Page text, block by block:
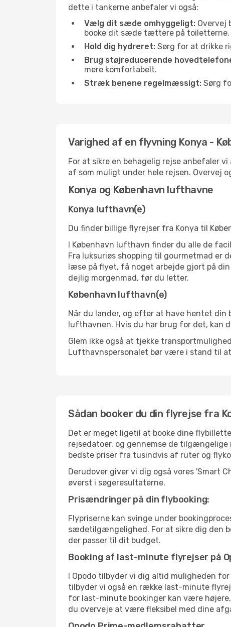
dette i tankerne anbefaler vi også:
Vælg dit sæde omhyggeligt: Overvej
booke dit sæde tættere på toiletterne.
Hold dig hydreret: Sørg for at drikke
Brug støjreducerende
mere komfortabelt.
Stræk benene regelmæssigt: Sørg
Varighed af en flyvning Konya -
For at sikre en behagelig rejse anbefaler
af som muligt under hele rejsen. Overvej
Konya og København lufthavne
Konya lufthavn(e)
Du finder billige flyrejser fra Konya til
I København lufthavn finder du alle de
Fra luksuriøs shopping til gourmetmad er
læse på flyet, få noget arbejde gjort på
dejlig morgenmad, før du letter.
København lufthavn(e)
Når du lander, og efter at have hentet
lufthavnen. Hvis du har brug for det, kan
Glem ikke også at tjekke
Lufthavnspersonalet bør være i stand til
Sådan booker du din flyrejse fra
Det er meget ligetil at booke dine
rejsedatoer, og gennemse de tilgængelige
bedste priser fra tusindvis af ruter og
Derudover giver vi dig også vores 'Smart
øverst i søgeresultaterne.
Prisændringer på din flybooking:
Flypriserne kan svinge under
sædetilgængelighed. For at sikre dig den
der passer til dit budget.
Booking af last-minute flyrejser på
I Opodo tilbyder vi dig altid muligheden
tilbyder vi også en række last-minute
for last-minute bookinger kan være
du overveje at være fleksibel med dine